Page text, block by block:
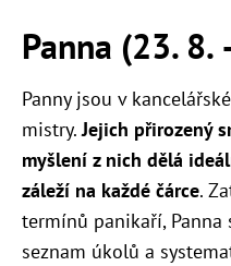
Panna (23. 8.
Panny jsou v
mistry.Jejich přirozený
myšlení z nich dělá
záleží na každé čárce.
termínů panikaří,
seznam úkolů a